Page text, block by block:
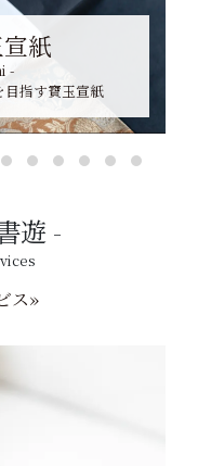
紙
-
指す寶玉宣紙
遊
ス»